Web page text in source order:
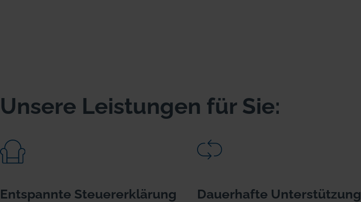
Unsere Leistungen für Sie:
Entspannte Steuererklärung Dauerhafte Unterstützung